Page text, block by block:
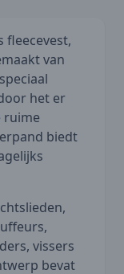
fleecevest,
van
het er
ruime
biedt
vissers
bevat